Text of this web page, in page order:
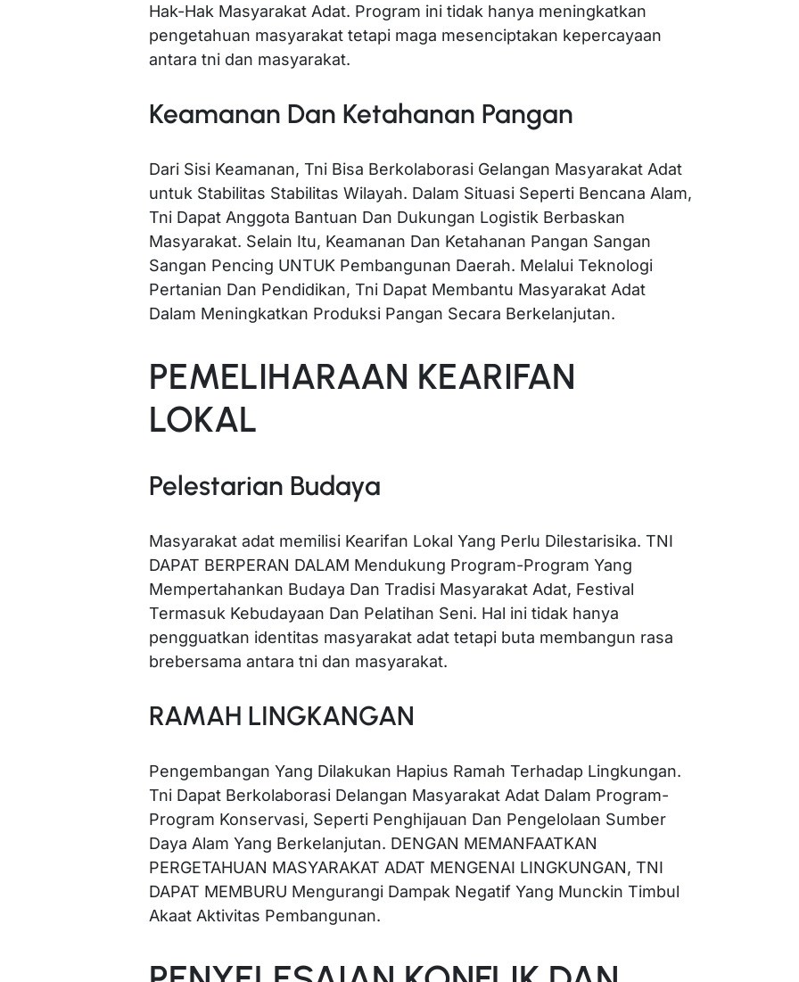
Hak-Hak Masyarakat Adat. Program ini tidak hanya meningkatkan
pengetahuan masyarakat tetapi maga mesenciptakan kepercayaan
antara tni dan masyarakat.
Keamanan Dan Ketahanan Pangan
Dari Sisi Keamanan, Tni Bisa Berkolaborasi Gelangan Masyarakat Adat
untuk Stabilitas Stabilitas Wilayah. Dalam Situasi Seperti Bencana Alam,
Tni Dapat Anggota Bantuan Dan Dukungan Logistik Berbaskan
Masyarakat. Selain Itu, Keamanan Dan Ketahanan Pangan Sangan
Sangan Pencing UNTUK Pembangunan Daerah. Melalui Teknologi
Pertanian Dan Pendidikan, Tni Dapat Membantu Masyarakat Adat
Dalam Meningkatkan Produksi Pangan Secara Berkelanjutan.
PEMELIHARAAN KEARIFAN
LOKAL
Pelestarian Budaya
Masyarakat adat memilisi Kearifan Lokal Yang Perlu Dilestarisika. TNI
DAPAT BERPERAN DALAM Mendukung Program-Program Yang
Mempertahankan Budaya Dan Tradisi Masyarakat Adat, Festival
Termasuk Kebudayaan Dan Pelatihan Seni. Hal ini tidak hanya
pengguatkan identitas masyarakat adat tetapi buta membangun rasa
brebersama antara tni dan masyarakat.
RAMAH LINGKANGAN
Pengembangan Yang Dilakukan Hapius Ramah Terhadap Lingkungan.
Tni Dapat Berkolaborasi Delangan Masyarakat Adat Dalam Program-
Program Konservasi, Seperti Penghijauan Dan Pengelolaan Sumber
Daya Alam Yang Berkelanjutan. DENGAN MEMANFAATKAN
PERGETAHUAN MASYARAKAT ADAT MENGENAI LINGKUNGAN, TNI
DAPAT MEMBURU Mengurangi Dampak Negatif Yang Munckin Timbul
Akaat Aktivitas Pembangunan.